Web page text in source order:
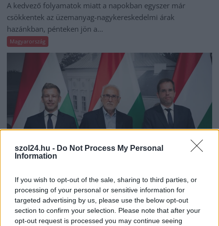
szol24.hu - Do Not Process My Personal
Information
If you wish to opt-out of the sale, sharing to third parties, or
processing of your personal or sensitive information for
targeted advertising by us, please use the below opt-out
section to confirm your selection. Please note that after your
opt-out request is processed you may continue seeing
A kedvező folyamatok miatt a napokban egyszer már
csökkentek az üzemanyag-nagykereskedelmi árak
hazánkban, pénteken jön a...
Magyarország
2026.08.06. Fazekas Adrián
Napokon belül megválasztja az új köztársasági
elnököt az Országgyűlés